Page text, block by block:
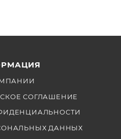
СОГЛАШЕНИЕ
ДАННЫХ